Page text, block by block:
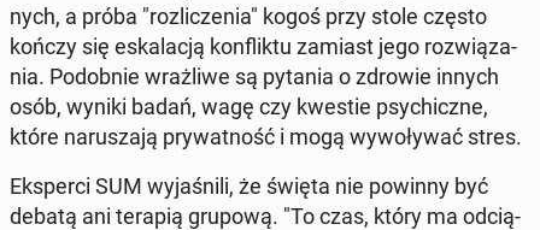
nych, a próba "roz­li­cze­nia" kogoś przy stole często
kończy się eska­la­cją kon­flik­tu zamiast jego roz­wią­za­
nia. Po­dob­nie wraż­li­we są pytania o zdrowie innych
osób, wyniki badań, wagę czy kwestie psy­chicz­ne,
które na­ru­sza­ją pry­wat­ność i mogą wy­wo­ły­wać stres.
Eks­per­ci SUM wy­ja­śni­li, że święta nie powinny być
debatą ani terapią grupową. "To czas, który ma od­cią­